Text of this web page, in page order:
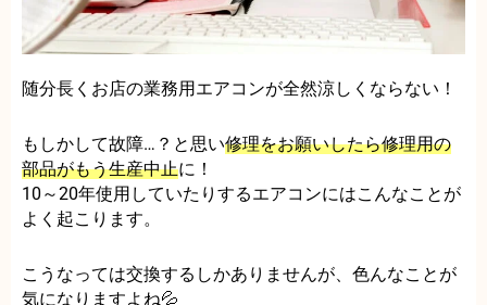
随分長くお店の業務用エアコンが全然涼しくならない！
もしかして故障…？と思い修理をお願いしたら修理用の
部品がもう生産中止に！
10～20年使用していたりするエアコンにはこんなことが
よく起こります。
こうなっては交換するしかありませんが、色んなことが
気になりますよね💦